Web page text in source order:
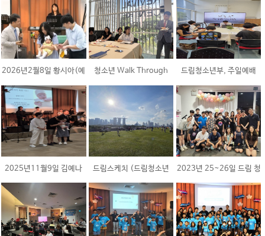
2026년2월8일 황시아(예
꼼), 새아기축복기도
청소년 Walk Through
Bible(WTB)
드림청소년부, 주일예배
2025년11월9일 김예나
(예꼼), 새아기축복기도
드림스케치 (드림청소년
아웃팅)
2023년 25~26일 드림 청
소년부 수련회 게..